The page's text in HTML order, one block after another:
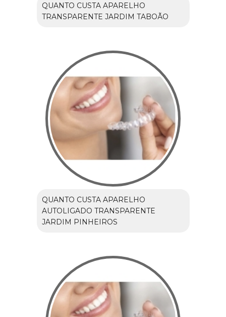
QUANTO CUSTA APARELHO
TRANSPARENTE JARDIM TABOÃO
QUANTO CUSTA APARELHO
AUTOLIGADO TRANSPARENTE
JARDIM PINHEIROS